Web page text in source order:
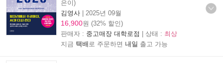
은이)
김영사
2025년 09월
16,900원 (32% 할인)
판매자 : 중고매장 대학로점 | 상태 : 최상
지금 택배 로 주문하면 내일 출고 가능